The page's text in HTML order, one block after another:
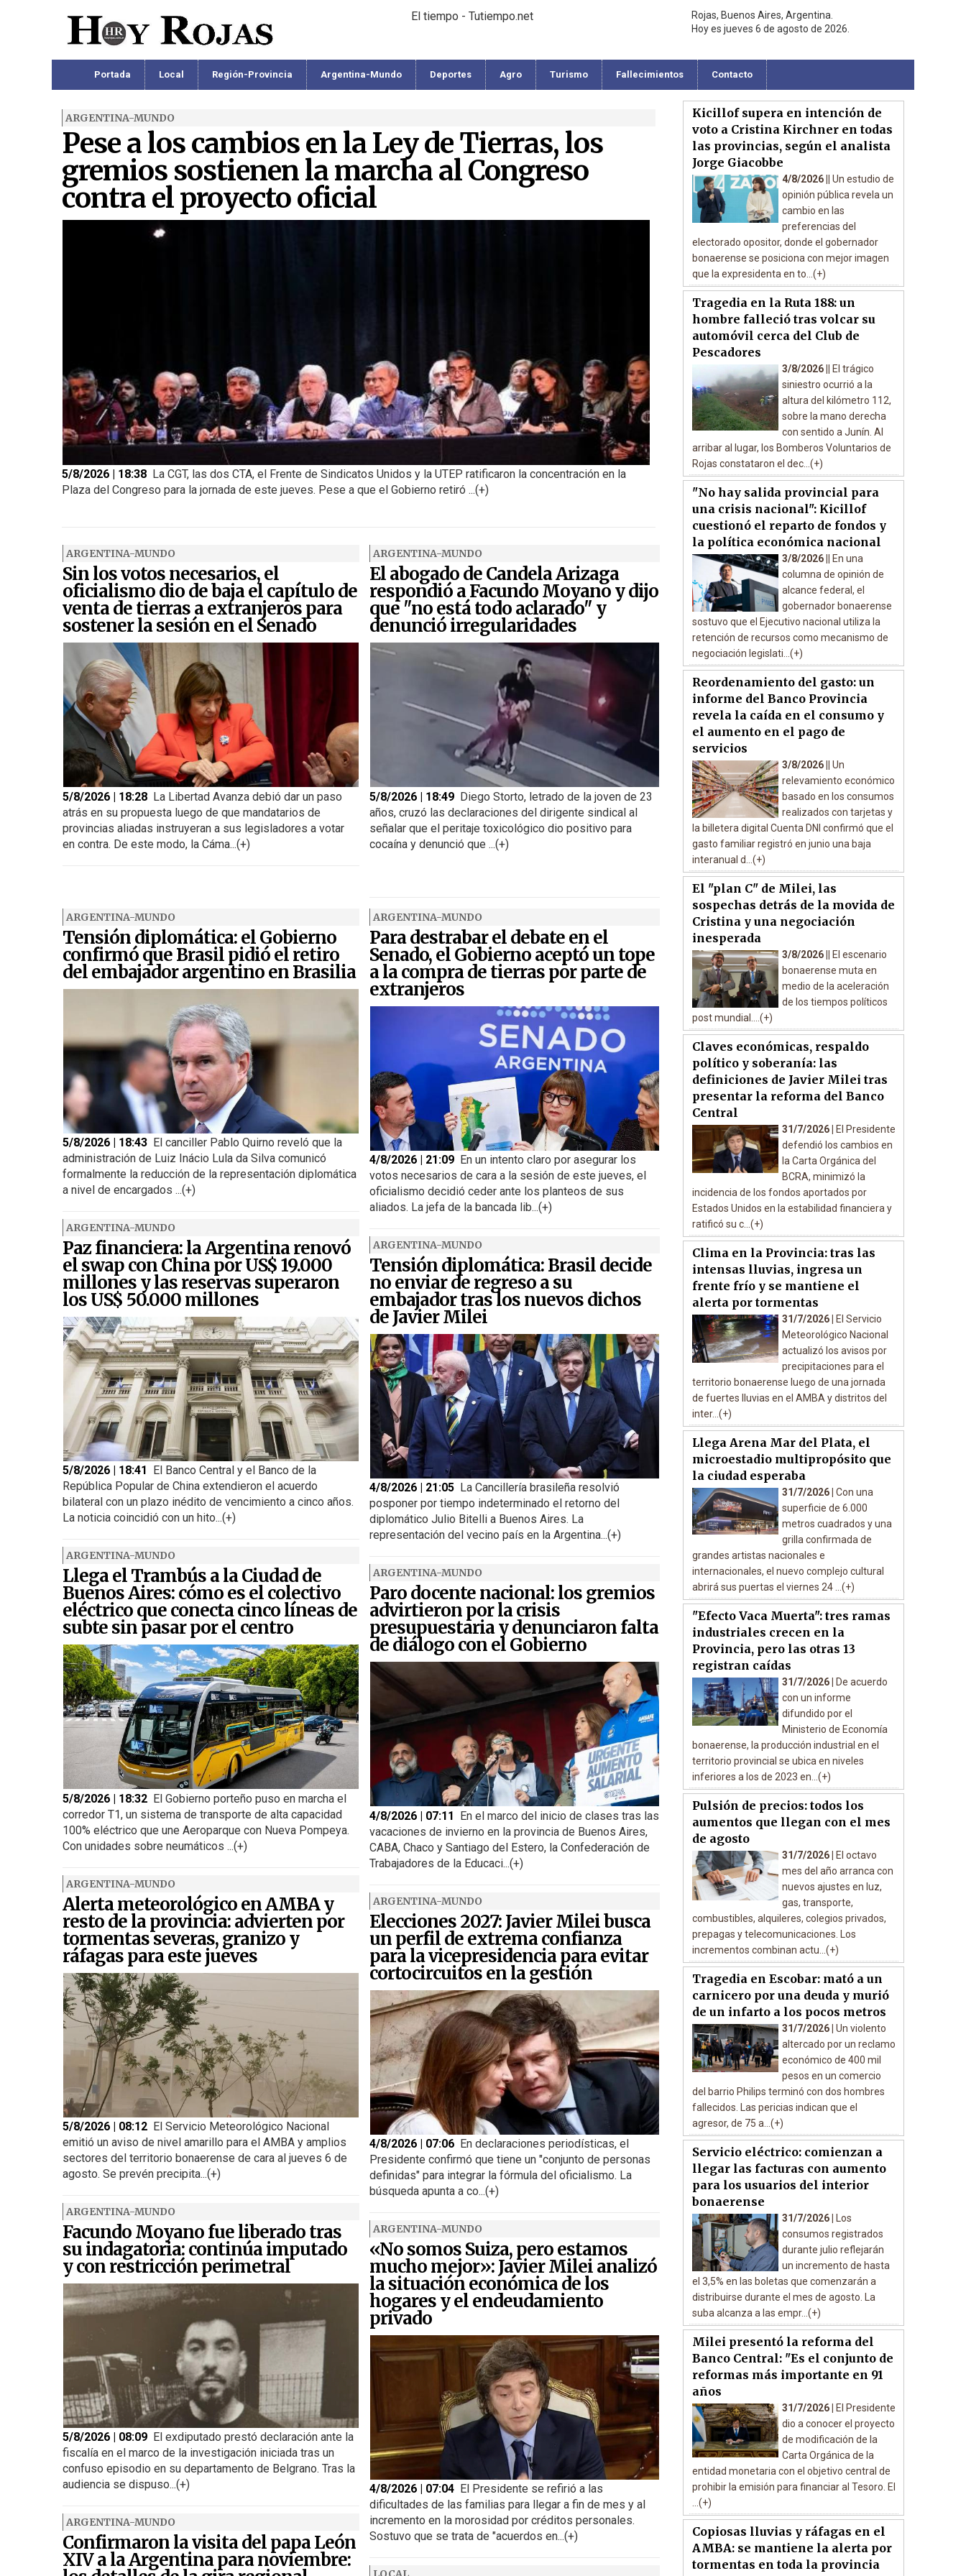
El tiempo - Tutiempo.net
Rojas, Buenos Aires, Argentina.
Hoy es jueves 6 de agosto de 2026.
Portada Local Región-Provincia Argentina-Mundo Deportes Agro Turismo Fallecimientos Contacto
ARGENTINA-MUNDO
Pese a los cambios en la Ley de Tierras, los
gremios sostienen la marcha al Congreso
contra el proyecto oficial
5/8/2026 | 18:38 La CGT, las dos CTA, el Frente de Sindicatos Unidos y la UTEP ratificaron la concentración en la
Plaza del Congreso para la jornada de este jueves. Pese a que el Gobierno retiró ...(+)
ARGENTINA-MUNDO
Sin los votos necesarios, el
oficialismo dio de baja el capítulo de
venta de tierras a extranjeros para
sostener la sesión en el Senado
5/8/2026 | 18:28 La Libertad Avanza debió dar un paso
atrás en su propuesta luego de que mandatarios de
provincias aliadas instruyeran a sus legisladores a votar
en contra. De este modo, la Cáma...(+)
ARGENTINA-MUNDO
El abogado de Candela Arizaga
respondió a Facundo Moyano y dijo
que "no está todo aclarado" y
denunció irregularidades
5/8/2026 | 18:49 Diego Storto, letrado de la joven de 23
años, cruzó las declaraciones del dirigente sindical al
señalar que el peritaje toxicológico dio positivo para
cocaína y denunció que ...(+)
ARGENTINA-MUNDO
Tensión diplomática: el Gobierno
confirmó que Brasil pidió el retiro
del embajador argentino en Brasilia
5/8/2026 | 18:43 El canciller Pablo Quirno reveló que la
administración de Luiz Inácio Lula da Silva comunicó
formalmente la reducción de la representación diplomática
a nivel de encargados ...(+)
ARGENTINA-MUNDO
Paz financiera: la Argentina renovó
el swap con China por US$ 19.000
millones y las reservas superaron
los US$ 50.000 millones
5/8/2026 | 18:41
El Banco Central y el Banco de la
República Popular de China extendieron el acuerdo
bilateral con un plazo inédito de vencimiento a cinco años.
La noticia coincidió con un hito...(+)
ARGENTINA-MUNDO
Llega el Trambús a la Ciudad de
Buenos Aires: cómo es el colectivo
eléctrico que conecta cinco líneas de
subte sin pasar por el centro
5/8/2026 | 18:32 El Gobierno porteño puso en marcha el
corredor T1, un sistema de transporte de alta capacidad
100% eléctrico que une Aeroparque con Nueva Pompeya.
Con unidades sobre neumáticos ...(+)
ARGENTINA-MUNDO
Alerta meteorológico en AMBA y
resto de la provincia: advierten por
tormentas severas, granizo y
ráfagas para este jueves
5/8/2026 | 08:12 El Servicio Meteorológico Nacional
emitió un aviso de nivel amarillo para el AMBA y amplios
sectores del territorio bonaerense de cara al jueves 6 de
agosto. Se prevén precipita...(+)
ARGENTINA-MUNDO
Facundo Moyano fue liberado tras
su indagatoria: continúa imputado
y con restricción perimetral
5/8/2026 | 08:09 El exdiputado prestó declaración ante la
fiscalía en el marco de la investigación iniciada tras un
confuso episodio en su departamento de Belgrano. Tras la
audiencia se dispuso...(+)
ARGENTINA-MUNDO
Confirmaron la visita del papa León
XIV a la Argentina para noviembre:
ARGENTINA-MUNDO
Para destrabar el debate en el
Senado, el Gobierno aceptó un tope
a la compra de tierras por parte de
extranjeros
4/8/2026 | 21:09 En un intento claro por asegurar los
votos necesarios de cara a la sesión de este jueves, el
oficialismo decidió ceder ante los planteos de sus
aliados. La jefa de la bancada lib...(+)
ARGENTINA-MUNDO
Tensión diplomática: Brasil decide
no enviar de regreso a su
embajador tras los nuevos dichos
de Javier Milei
4/8/2026 | 21:05 La Cancillería brasileña resolvió
posponer por tiempo indeterminado el retorno del
diplomático Julio Bitelli a Buenos Aires. La
representación del vecino país en la Argentina...(+)
ARGENTINA-MUNDO
Paro docente nacional: los gremios
advirtieron por la crisis
presupuestaria y denunciaron falta
de diálogo con el Gobierno
4/8/2026 | 07:11 En el marco del inicio de clases tras las
vacaciones de invierno en la provincia de Buenos Aires,
CABA, Chaco y Santiago del Estero, la Confederación de
Trabajadores de la Educaci...(+)
ARGENTINA-MUNDO
Elecciones 2027: Javier Milei busca
un perfil de extrema confianza
para la vicepresidencia para evitar
cortocircuitos en la gestión
4/8/2026 | 07:06 En declaraciones periodísticas, el
Presidente confirmó que tiene un "conjunto de personas
definidas" para integrar la fórmula del oficialismo. La
búsqueda apunta a co...(+)
ARGENTINA-MUNDO
«No somos Suiza, pero estamos
mucho mejor»: Javier Milei analizó
la situación económica de los
hogares y el endeudamiento
privado
4/8/2026 | 07:04 El Presidente se refirió a las
dificultades de las familias para llegar a fin de mes y al
incremento en la morosidad por créditos personales.
Sostuvo que se trata de "acuerdos en...(+)
Kicillof supera en intención de
voto a Cristina Kirchner en todas
las provincias, según el analista
Jorge Giacobbe
4/8/2026 || Un estudio de
opinión pública revela un
cambio en las
preferencias del
electorado opositor, donde el gobernador
bonaerense se posiciona con mejor imagen
que la expresidenta en to...(+)
Tragedia en la Ruta 188: un
hombre falleció tras volcar su
automóvil cerca del Club de
Pescadores
3/8/2026 ||
El trágico
siniestro ocurrió a la
altura del kilómetro 112,
sobre la mano derecha
con sentido a Junín. Al
arribar al lugar, los Bomberos Voluntarios de
Rojas constataron el dec...(+)
"No hay salida provincial para
una crisis nacional": Kicillof
cuestionó el reparto de fondos y
la política económica nacional
3/8/2026 ||
En una
columna de opinión de
alcance federal, el
gobernador bonaerense
sostuvo que el Ejecutivo nacional utiliza la
retención de recursos como mecanismo de
negociación legislati...(+)
Reordenamiento del gasto: un
informe del Banco Provincia
revela la caída en el consumo y
el aumento en el pago de
servicios
3/8/2026 || Un
relevamiento económico
basado en los consumos
realizados con tarjetas y
la billetera digital Cuenta DNI confirmó que el
gasto familiar registró en junio una baja
interanual d...(+)
El "plan C" de Milei, las
sospechas detrás de la movida de
Cristina y una negociación
inesperada
3/8/2026 ||
El escenario
bonaerense muta en
medio de la aceleración
de los tiempos políticos
post mundial....(+)
Claves económicas, respaldo
político y soberanía: las
definiciones de Javier Milei tras
presentar la reforma del Banco
Central
31/7/2026 |
El Presidente
defendió los cambios en
la Carta Orgánica del
BCRA, minimizó la
incidencia de los fondos aportados por
Estados Unidos en la estabilidad financiera y
ratificó su c...(+)
Clima en la Provincia: tras las
intensas lluvias, ingresa un
frente frío y se mantiene el
alerta por tormentas
31/7/2026 |
El Servicio
Meteorológico Nacional
actualizó los avisos por
precipitaciones para el
territorio bonaerense luego de una jornada
de fuertes lluvias en el AMBA y distritos del
inter...(+)
Llega Arena Mar del Plata, el
microestadio multipropósito que
la ciudad esperaba
31/7/2026 | Con una
superficie de 6.000
metros cuadrados y una
grilla confirmada de
grandes artistas nacionales e
internacionales, el nuevo complejo cultural
abrirá sus puertas el viernes 24 ...(+)
"Efecto Vaca Muerta": tres ramas
industriales crecen en la
Provincia, pero las otras 13
registran caídas
31/7/2026 |
De acuerdo
con un informe
difundido por el
Ministerio de Economía
bonaerense, la producción industrial en el
territorio provincial se ubica en niveles
inferiores a los de 2023 en...(+)
Pulsión de precios: todos los
aumentos que llegan con el mes
de agosto
31/7/2026 |
El octavo
mes del año arranca con
nuevos ajustes en luz,
gas, transporte,
combustibles, alquileres, colegios privados,
prepagas y telecomunicaciones. Los
incrementos combinan actu...(+)
Tragedia en Escobar: mató a un
carnicero por una deuda y murió
de un infarto a los pocos metros
31/7/2026 | Un violento
altercado por un reclamo
económico de 400 mil
pesos en un comercio
del barrio Philips terminó con dos hombres
fallecidos. Las pericias indican que el
agresor, de 75 a...(+)
Servicio eléctrico: comienzan a
llegar las facturas con aumento
para los usuarios del interior
bonaerense
31/7/2026 |
Los
consumos registrados
durante julio reflejarán
un incremento de hasta
el 3,5% en las boletas que comenzarán a
distribuirse durante el mes de agosto. La
suba alcanza a las empr...(+)
Milei presentó la reforma del
Banco Central: "Es el conjunto de
reformas más importante en 91
años
31/7/2026 |
El Presidente
dio a conocer el proyecto
de modificación de la
Carta Orgánica de la
entidad monetaria con el objetivo central de
prohibir la emisión para financiar al Tesoro. El
...(+)
Copiosas lluvias y ráfagas en el
AMBA: se mantiene la alerta por
tormentas en toda la provincia